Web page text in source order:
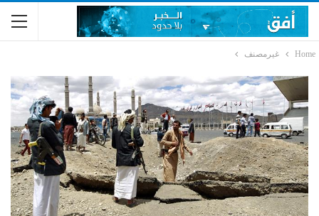
Home غيرمصنف